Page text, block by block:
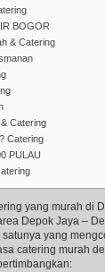
BOGOR
& Catering
Catering
Catering
PULAU
yang murah di
Depok Jaya –
yang
catering murah